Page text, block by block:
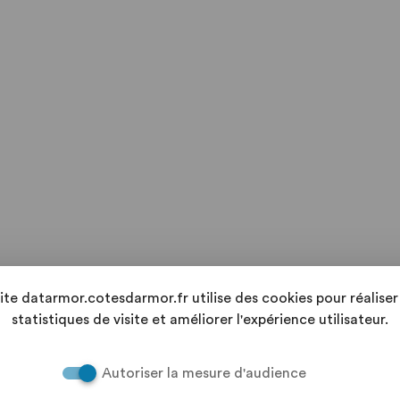
datarmor.cotesdarmor.fr utilise des cookies pour réaliser
statistiques de visite et améliorer l'expérience utilisateur.
Autoriser la mesure d'audience